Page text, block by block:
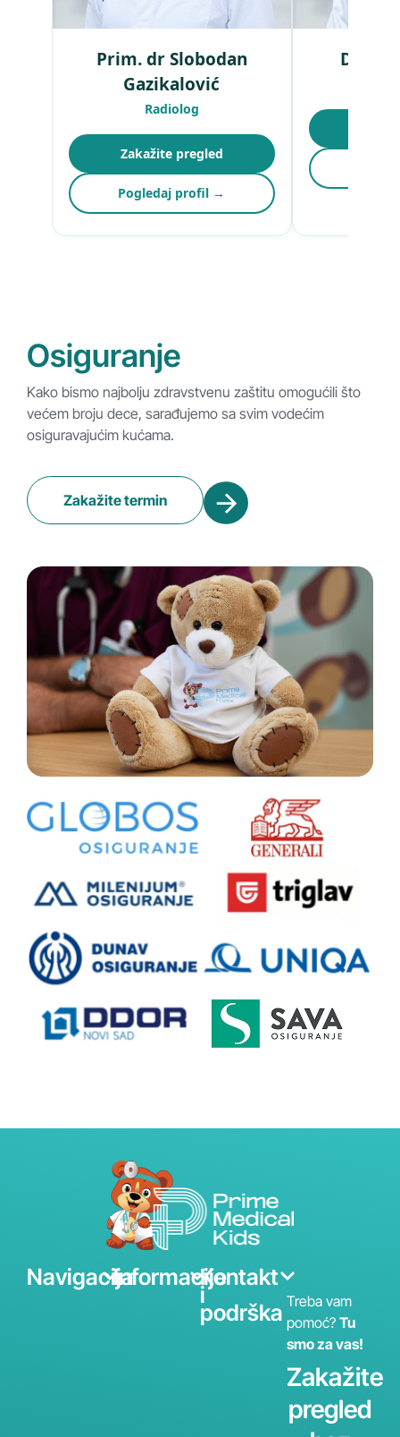
Prim. dr Slobodan
Gazikalović
Radiolog
Zakažite pregled
Pogledaj profil →
Dr
Osiguranje
Kako bismo najbolju zdravstvenu zaštitu omogućili što
većem broju dece, sarađujemo sa svim vodećim
osiguravajućim kućama.
Zakažite termin
NavigacijaInformacijeKontakt
i
podrška Treba vam
pomoć? Tu
smo za vas!
Zakažite
pregled